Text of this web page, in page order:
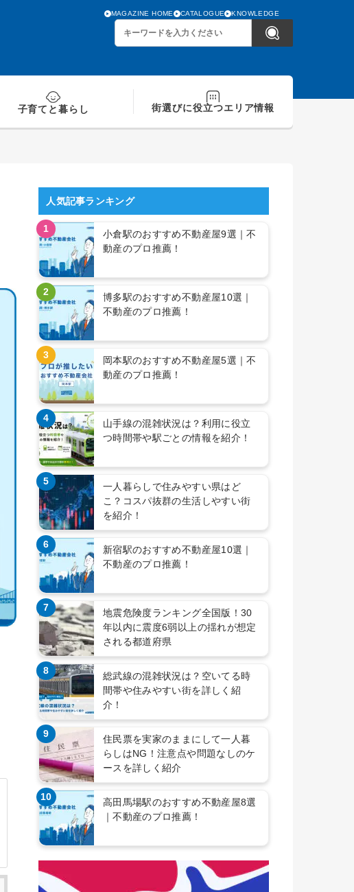
MAGAZINE HOME CATALOGUE KNOWLEDGE
子育てと暮らし 街選びに役立つエリア情報
人気記事ランキング
1
小倉駅のおすすめ不動産屋9選｜不
動産のプロ推薦！
2
博多駅のおすすめ不動産屋10選｜
不動産のプロ推薦！
3
岡本駅のおすすめ不動産屋5選｜不
動産のプロ推薦！
4
山手線の混雑状況は？利用に役立
つ時間帯や駅ごとの情報を紹介！
5
一人暮らしで住みやすい県はど
こ？コスパ抜群の生活しやすい街
を紹介！
6
新宿駅のおすすめ不動産屋10選｜
不動産のプロ推薦！
7
地震危険度ランキング全国版！30
年以内に震度6弱以上の揺れが想定
される都道府県
8
総武線の混雑状況は？空いてる時
間帯や住みやすい街を詳しく紹
介！
9
住民票を実家のままにして一人暮
らしはNG！注意点や問題なしのケ
ースを詳しく紹介
10
高田馬場駅のおすすめ不動産屋8選
｜不動産のプロ推薦！